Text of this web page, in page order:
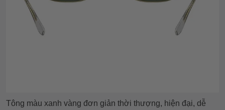
Tông màu xanh vàng đơn giản thời thượng, hiện đại, dễ